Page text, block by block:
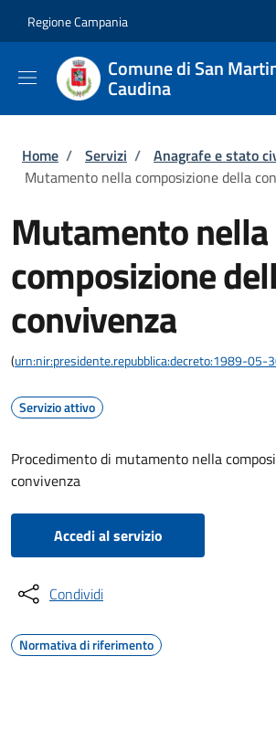
Regione Campania
Comune di San
Caudina
Briciole di pane
Home / Servizi / Anagrafe e stato
Mutamento nella composizione della
Mutamento nella
composizione
convivenza
(urn:nir:presidente.repubblica:decreto:1989-05-
Servizio attivo
Procedimento di mutamento nella
convivenza
Accedi al servizio
Condividi
Normativa di riferimento